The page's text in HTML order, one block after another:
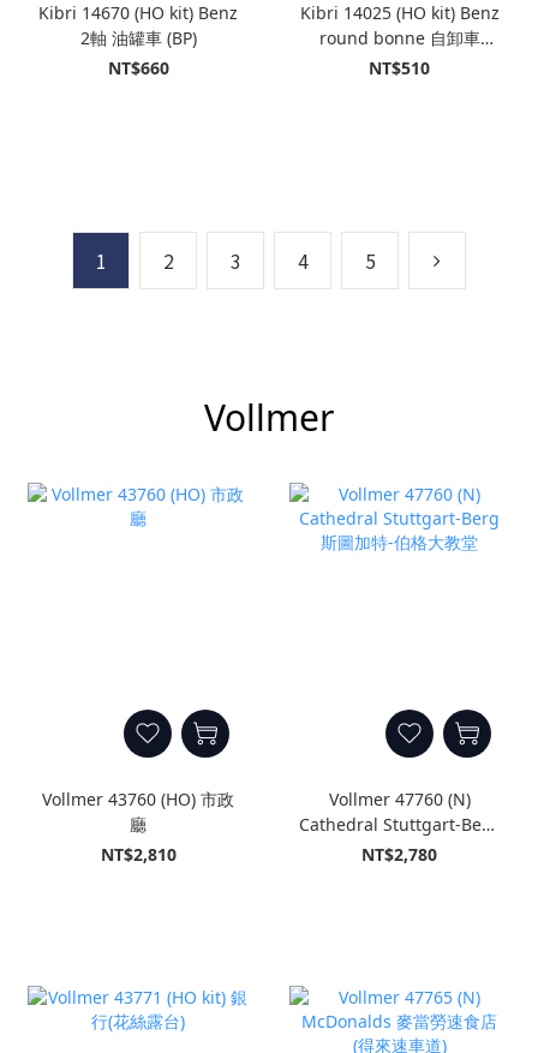
Kibri 14670 (HO kit) Benz
2軸 油罐車 (BP)
NT$660
Kibri 14025 (HO kit) Benz
round bonne 自卸車
t+MEILLER 半掛拖車
NT$510
1 2 3 4 5
Vollmer
Vollmer 43760 (HO) 市政
廳
NT$2,810
Vollmer 47760 (N)
Cathedral Stuttgart-Berg
斯圖加特-伯格大教堂
NT$2,780